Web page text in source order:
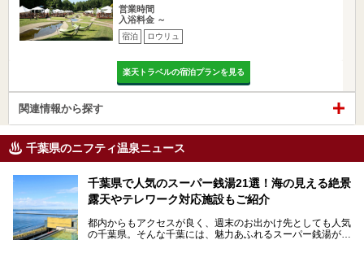
営業時間
入浴料金 ～
宿泊 ロウリュ
楽天トラベルの宿泊プランを見る
関連情報から探す
千葉県のニフティ温泉ニュース
千葉県で人気のスーパー銭湯21選！海の見える絶景
露天やテレワーク対応施設もご紹介
都内からもアクセスが良く、週末のお出かけ先としても人気
の千葉県。そんな千葉には、魅力あふれるスーパー銭湯がた